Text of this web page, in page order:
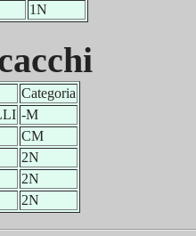
1N
Categoria
-M
CM
2N
2N
2N